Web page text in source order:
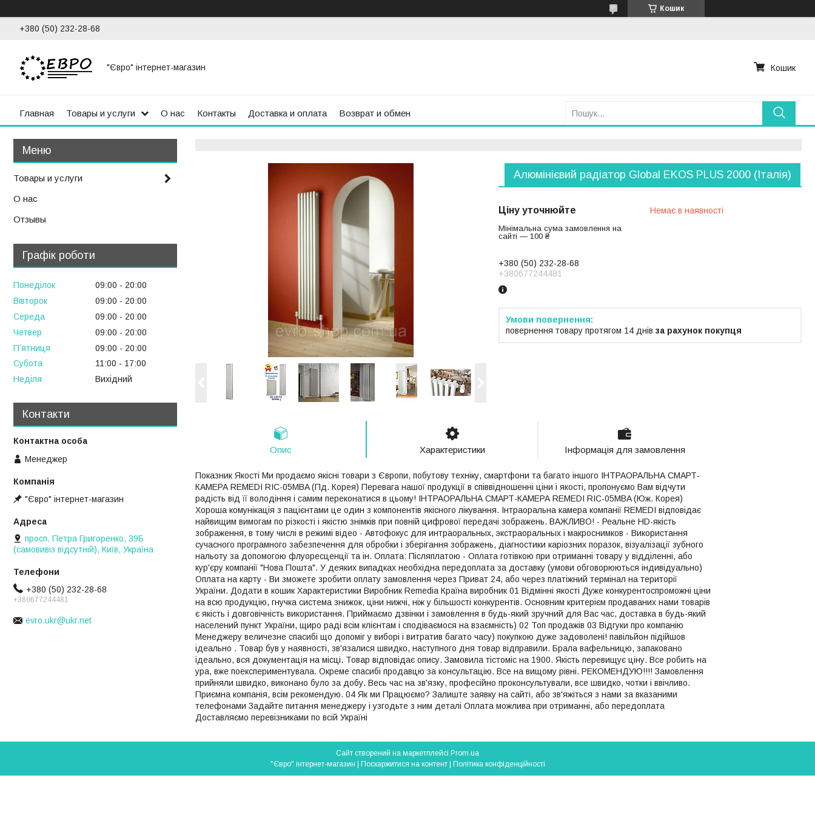
Кошик
+380 (50) 232-28-68
"Євро" інтернет-магазин Кошик
Главная Товары и услуги О нас Контакты Доставка и оплата Возврат и обмен
Алюмінієвий радіатор Global EKOS PLUS 2000 (Італія)
Ціну уточнюйте
Мінімальна сума замовлення на
сайті — 100 ₴
Немає в наявності
+380 (50) 232-28-68
+380677244481
повернення товару протягом 14 днів за рахунок покупця
Опис Характеристики Інформація для замовлення
Показник Якості Ми продаємо якісні товари з Європи, побутову техніку, смартфони та багато іншого ІНТРАОРАЛЬНА СМАРТ-
КАМЕРА REMEDI RIC-05MBA (Пд. Корея) Перевага нашої продукції в співвідношенні ціни і якості, пропонуємо Вам відчути
радість від її володіння і самим переконатися в цьому! ІНТРАОРАЛЬНА СМАРТ-КАМЕРА REMEDI RIC-05MBA (Юж. Корея)
Хороша комунікація з пацієнтами це один з компонентів якісного лікування. Інтраоральна камера компанії REMEDI відповідає
найвищим вимогам по різкості і якістю знімків при повній цифрової передачі зображень. ВАЖЛИВО! - Реальне HD-якість
зображення, в тому числі в режимі відео - Автофокус для интраоральных, экстраоральных і макроснимков - Використання
сучасного програмного забезпечення для обробки і зберігання зображень, діагностики каріозних поразок, візуалізації зубного
нальоту за допомогою флуоресценції та ін. Оплата: Післяплатою - Оплата готівкою при отриманні товару у відділенні, або
кур'єру компанії "Нова Пошта". У деяких випадках необхідна передоплата за доставку (умови обговорюються індивідуально)
Оплата на карту - Ви зможете зробити оплату замовлення через Приват 24, або через платіжний термінал на території
України. Додати в кошик Характеристики Виробник Remedia Країна виробник 01 Відмінні якості Дуже конкурентоспроможні ціни
на всю продукцію, гнучка система знижок, ціни нижчі, ніж у більшості конкурентів. Основним критерієм продаваних нами товарів
є якість і довговічність використання. Приймаємо дзвінки і замовлення в будь-який зручний для Вас час, доставка в будь-який
населений пункт України, щиро раді всім клієнтам і сподіваємося на взаємність) 02 Топ продажів 03 Відгуки про компанію
Менеджеру величезне спасибі що допоміг у виборі і витратив багато часу) покупкою дуже задоволені! павільйон підійшов
ідеально . Товар був у наявності, зв'язалися швидко, наступного дня товар відправили. Брала вафельницю, запаковано
ідеально, вся документація на місці. Товар відповідає опису. Замовила тістоміс на 1900. Якість перевищує ціну. Все робить на
ура, вже поекспериментувала. Окреме спасибі продавцю за консультацію. Все на вищому рівні. РЕКОМЕНДУЮ!!!! Замовлення
прийняли швидко, виконано було за добу. Весь час на зв'язку, професійно проконсультували, все швидко, чотки і ввічливо.
Приємна компанія, всім рекомендую. 04 Як ми Працюємо? Залиште заявку на сайті, або зв'яжіться з нами за вказаними
телефонами Задайте питання менеджеру і узгодьте з ним деталі Оплата можлива при отриманні, або передоплата
Доставляємо перевізниками по всій Україні
Товары и услуги
О нас
Отзывы
Графік роботи
Понеділок 09:00
20:00
Вівторок
09:00
20:00
Середа
09:00
20:00
Четвер
09:00
20:00
Пʼятниця
09:00
20:00
Субота
11:00
17:00
Неділя
Вихідний
Контакти
Менеджер
"Євро" інтернет-магазин
просп. Петра Григоренко, 39Б
(самовивіз відсутній), Київ, Україна
+380 (50) 232-28-68
+380677244481
evro.ukr@ukr.net
Сайт створений на маркетплейсі Prom.ua
"Євро" інтернет-магазин | Поскаржитися на контент | Політика конфіденційності